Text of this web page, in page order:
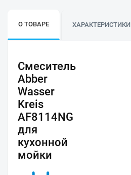
О ТОВАРЕ ХАРАКТЕРИСТИКИ
Смеситель
Abber
Wasser
Kreis
AF8114NG
для
кухонной
мойки